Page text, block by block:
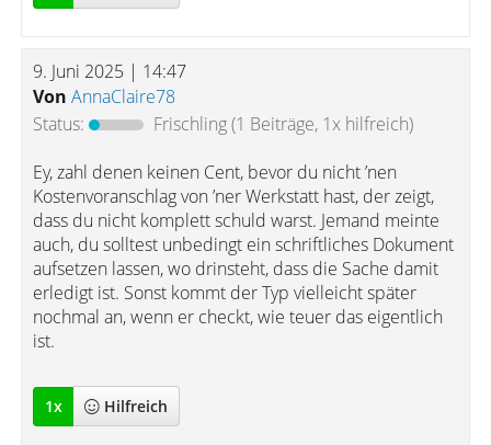
9. Juni 2025 | 14:47
Von AnnaClaire78
Status:
Frischling(1 Beiträge, 1x hilfreich)
Ey, zahl denen keinen Cent, bevor du nicht ’nen
Kostenvoranschlag von ’ner Werkstatt hast, der zeigt,
dass du nicht komplett schuld warst. Jemand meinte
auch, du solltest unbedingt ein schriftliches Dokument
aufsetzen lassen, wo drinsteht, dass die Sache damit
erledigt ist. Sonst kommt der Typ vielleicht später
nochmal an, wenn er checkt, wie teuer das eigentlich
ist.
1x Hilfreich